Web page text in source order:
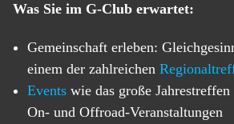
Was Sie im G-Club erwartet:
Gemeinschaft erleben:
einem der zahlreichen
Events wie das große
On- und Offroad-Veranstaltungen